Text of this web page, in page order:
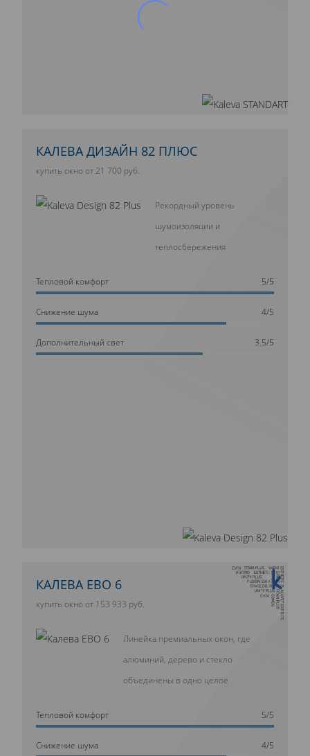
КАЛЕВА ДИЗАЙН 82 ПЛЮС
купить окно от 21 700 руб.
Рекордный уровень
шумоизоляции и
теплосбережения
Тепловой комфорт 5/5
Cнижение шума 4/5
Дополнительный свет 3.5/5
10 ЛЕТ ГАРАНТИИ
КАЛЕВА ЕВО 6
купить окно от 153 933 руб.
Линейка премиальных окон, где
алюминий, дерево и стекло
объединены в одно целое
Тепловой комфорт 5/5
Cнижение шума 4/5